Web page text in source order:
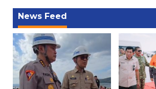
News Feed